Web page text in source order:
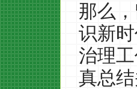
那么
识新
治理
真总